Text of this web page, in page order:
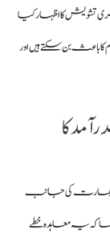
تشویش کا اظہار کیا
بن سکتے ہیں اور
کا
بھارت کی جانب
کہ یہ معاہدہ خطے